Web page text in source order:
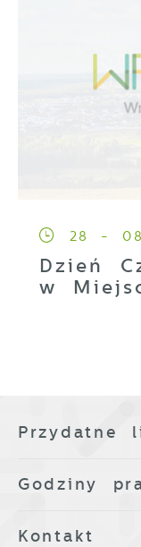
28 -
Dzień
w
Przydatne
Godziny
Kontakt